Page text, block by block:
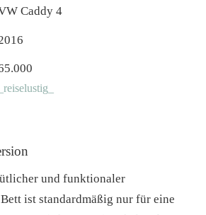
Caddy 4
_reiselustig_
und funktionaler
ist standardmäßig nur für eine